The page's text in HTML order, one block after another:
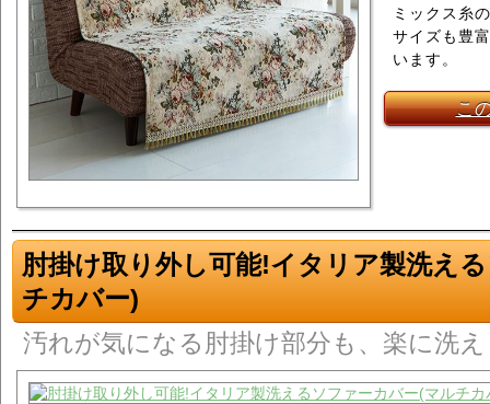
ミックス糸
サイズも豊
います。
こ
肘掛け取り外し可能!イタリア製洗え
チカバー)
汚れが気になる肘掛け部分も、楽に洗